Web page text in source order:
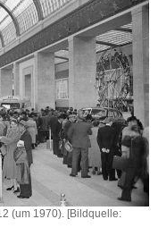
(um 1970). [Bildquelle: